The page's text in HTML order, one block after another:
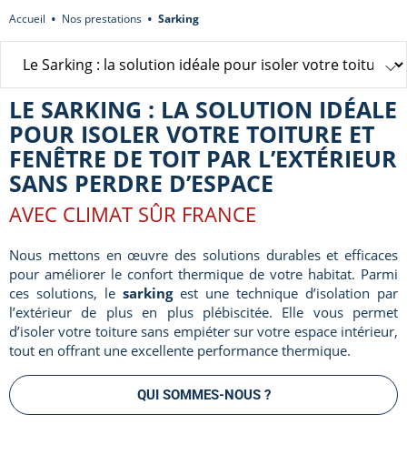
Accueil Nos prestations Sarking
LE SARKING : LA SOLUTION IDÉALE
POUR ISOLER VOTRE TOITURE ET
FENÊTRE DE TOIT PAR L’EXTÉRIEUR
SANS PERDRE D’ESPACE
AVEC CLIMAT SÛR FRANCE
Nous mettons en œuvre des solutions durables et efficaces
pour améliorer le confort thermique de votre habitat. Parmi
ces solutions, le sarkingest une technique d’isolation par
l’extérieur de plus en plus plébiscitée. Elle vous permet
d’isoler votre toiture sans empiéter sur votre espace intérieur,
tout en offrant une excellente performance thermique.
QUI SOMMES-NOUS ?